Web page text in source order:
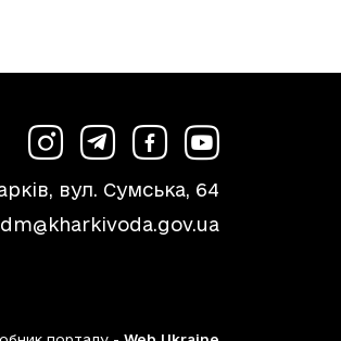
вул. Сумська, 64